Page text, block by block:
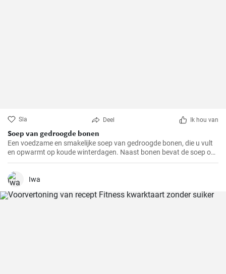
Sla Deel Ik hou van
Soep van gedroogde bonen
Een voedzame en smakelijke soep van gedroogde bonen, die u vult
en opwarmt op koude winterdagen. Naast bonen bevat de soep ook
aardappelen, wortelen en uien, die het een rijke smaak en geur
geven.
Iwa